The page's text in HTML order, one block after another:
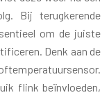
Bij terugkerende
om de juiste
Denk aan de
flink beïnvloeden,